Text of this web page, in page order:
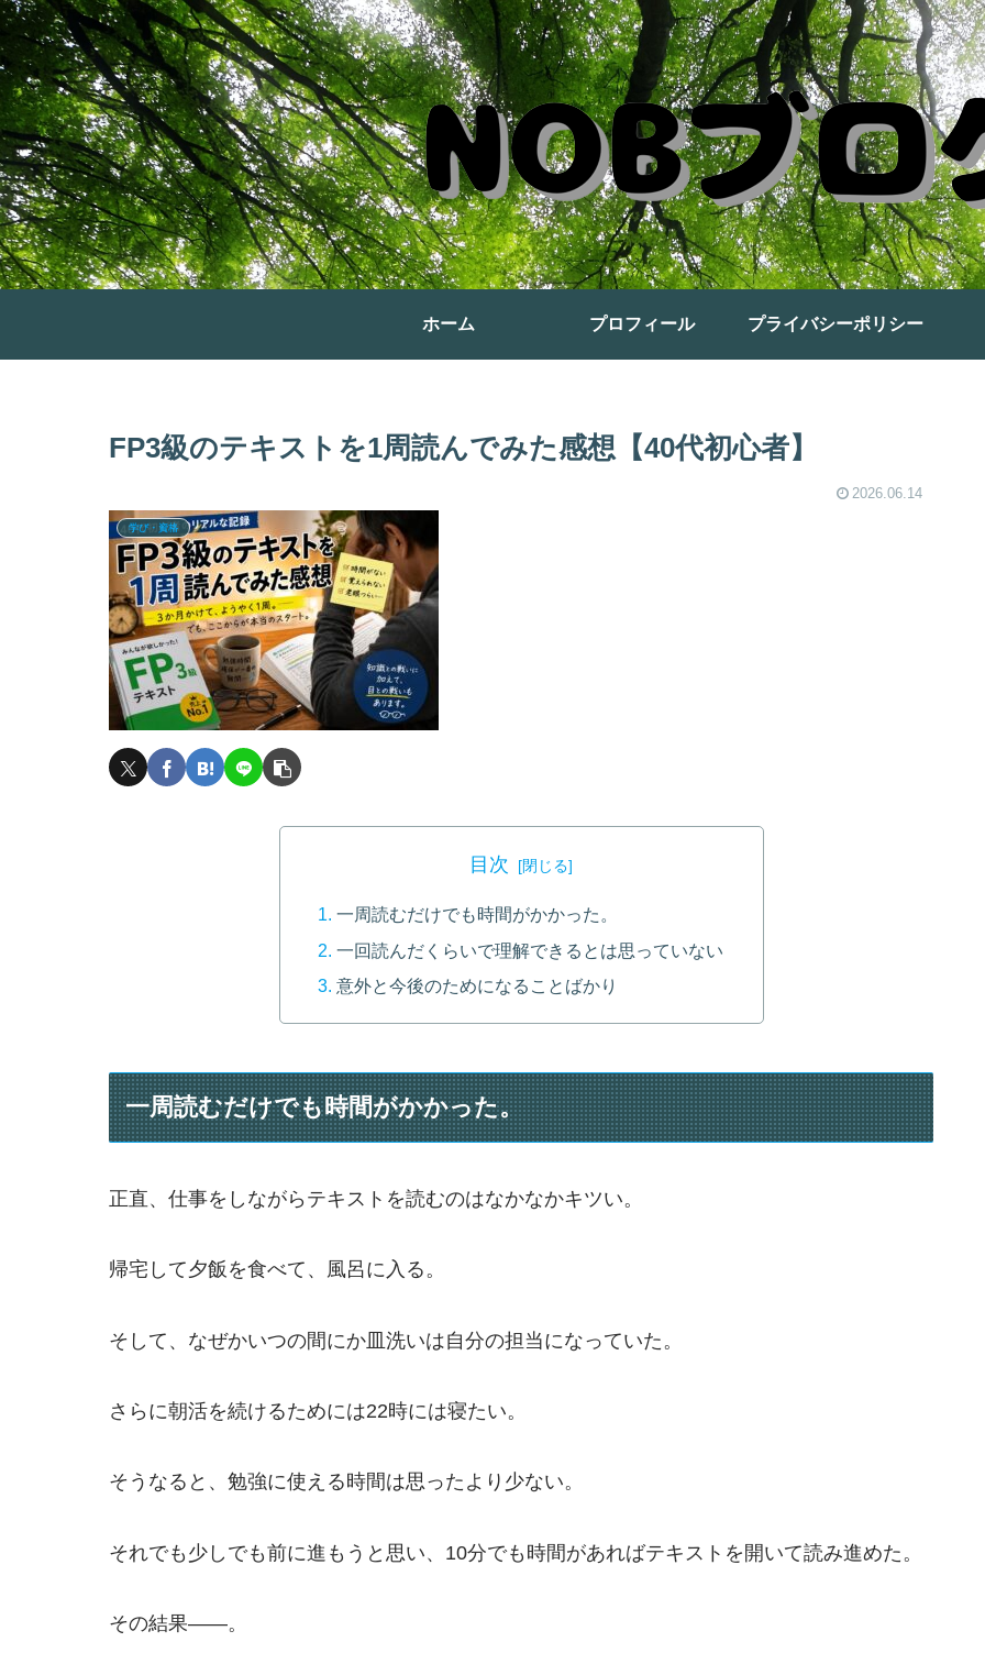
ホーム プロフィール プライバシーポリシー
FP3級のテキストを1周読んでみた感想【40代初心者】
2026.06.14
学び・資格
目次
一周読むだけでも時間がかかった。
一回読んだくらいで理解できるとは思っていない
意外と今後のためになることばかり
一周読むだけでも時間がかかった。
正直、仕事をしながらテキストを読むのはなかなかキツい。
帰宅して夕飯を食べて、風呂に入る。
そして、なぜかいつの間にか皿洗いは自分の担当になっていた。
さらに朝活を続けるためには22時には寝たい。
そうなると、勉強に使える時間は思ったより少ない。
それでも少しでも前に進もうと思い、10分でも時間があればテキストを開いて読み進めた。
その結果――。